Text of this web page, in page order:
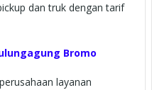
dan truk dengan tarif
Bromo
layanan